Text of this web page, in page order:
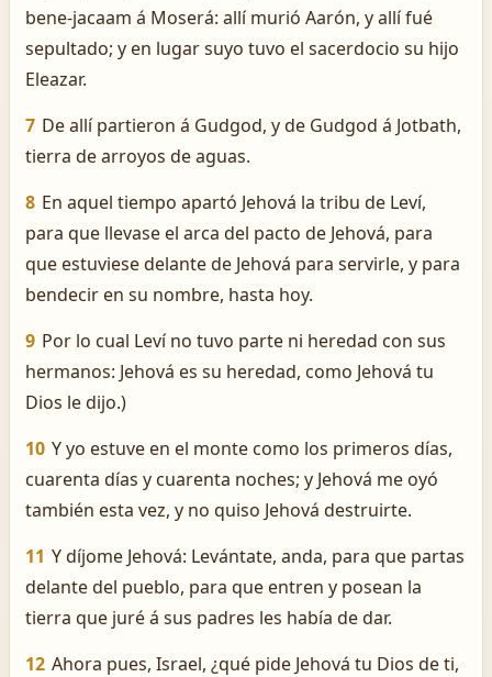
bene-jacaam á Moserá: allí murió Aarón, y allí fué
sepultado; y en lugar suyo tuvo el sacerdocio su hijo
Eleazar.
7 De allí partieron á Gudgod, y de Gudgod á Jotbath,
tierra de arroyos de aguas.
8 En aquel tiempo apartó Jehová la tribu de Leví,
para que llevase el arca del pacto de Jehová, para
que estuviese delante de Jehová para servirle, y para
bendecir en su nombre, hasta hoy.
9 Por lo cual Leví no tuvo parte ni heredad con sus
hermanos: Jehová es su heredad, como Jehová tu
Dios le dijo.)
10 Y yo estuve en el monte como los primeros días,
cuarenta días y cuarenta noches; y Jehová me oyó
también esta vez, y no quiso Jehová destruirte.
11 Y díjome Jehová: Levántate, anda, para que partas
delante del pueblo, para que entren y posean la
tierra que juré á sus padres les había de dar.
12 Ahora pues, Israel, ¿qué pide Jehová tu Dios de ti,